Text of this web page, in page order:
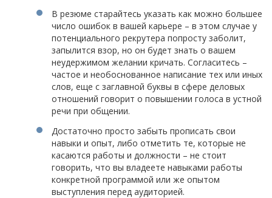
В резюме старайтесь указать как можно большее
число ошибок в вашей карьере – в этом случае у
потенциального рекрутера попросту заболит,
запылится взор, но он будет знать о вашем
неудержимом желании кричать. Согласитесь –
частое и необоснованное написание тех или иных
слов, еще с заглавной буквы в сфере деловых
отношений говорит о повышении голоса в устной
речи при общении.
Достаточно просто забыть прописать свои
навыки и опыт, либо отметить те, которые не
касаются работы и должности – не стоит
говорить, что вы владеете навыками работы
конкретной программой или же опытом
выступления перед аудиторией.